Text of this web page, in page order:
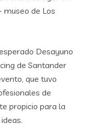
museo de Los
Desayuno
de Santander
que tuvo
de
propicio para la